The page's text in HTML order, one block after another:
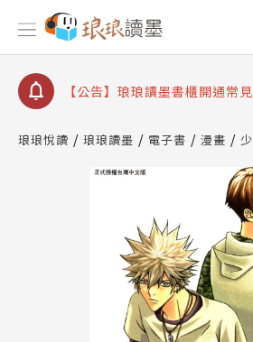
【公告】琅琅讀墨數位閱讀資
【公告】琅琅讀墨書櫃開通常
【公告】琅琅讀墨 3 分鐘完成
查詢
【公告】琅琅讀墨數位閱讀資
琅琅悅讀 琅琅讀墨 電子書 漫畫